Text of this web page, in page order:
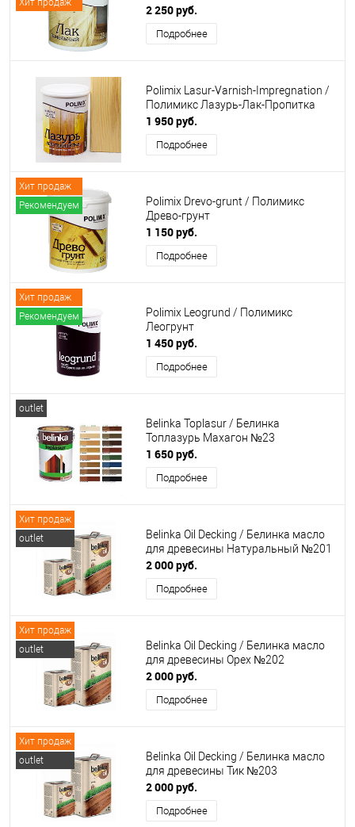
Хит продаж 2 250 руб.
Подробнее
Polimix Lasur-Varnish-Impregnation /
Полимикс Лазурь-Лак-Пропитка
1 950 руб.
Подробнее
Хит продаж
Рекомендуем
Polimix Drevo-grunt / Полимикс
Древо-грунт
1 150 руб.
Подробнее
Хит продаж
Рекомендуем
Polimix Leogrund / Полимикс
Леогрунт
1 450 руб.
Подробнее
outlet
Belinka Toplasur / Белинка
Топлазурь Махагон №23
1 650 руб.
Подробнее
Хит продаж
outlet
Belinka Oil Decking / Белинка масло
для древесины Натуральный №201
2 000 руб.
Подробнее
Хит продаж
outlet
Belinka Oil Decking / Белинка масло
для древесины Орех №202
2 000 руб.
Подробнее
Хит продаж
outlet
Belinka Oil Decking / Белинка масло
для древесины Тик №203
2 000 руб.
Подробнее